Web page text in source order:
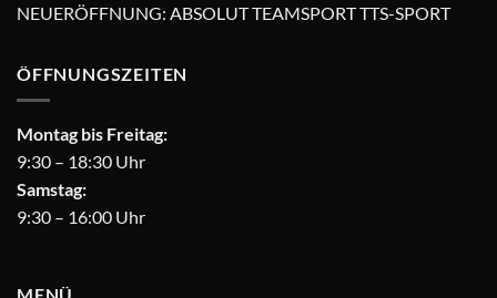
NEUERÖFFNUNG: ABSOLUT TEAMSPORT TTS-SPORT
ÖFFNUNGSZEITEN
Montag bis Freitag:
9:30 – 18:30 Uhr
Samstag:
9:30 – 16:00 Uhr